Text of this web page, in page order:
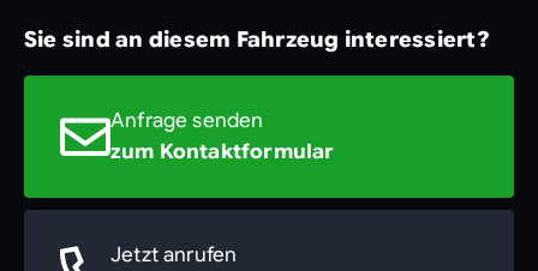
Sie sind an diesem Fahrzeug interessiert?
Anfrage senden
zum Kontaktformular
Jetzt anrufen